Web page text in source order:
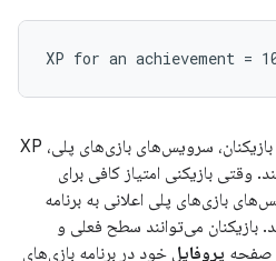
همزمان با کسب دستاورد توسط بازیکنان، سرویس‌های بازی‌های پلی، XP
وقتی بازیکنی امتیاز کافی برای
بازی‌های پلی اعلانی به برنامه
بازیکنان می‌توانند سطح فعلی و
پروفایل خود در برنامه بازی‌های